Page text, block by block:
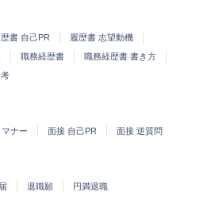
書 自己PR
履歴書 志望動機
職務経歴書
職務経歴書 書き方
マナー 面接 自己PR 面接 逆質問
退職願 円満退職